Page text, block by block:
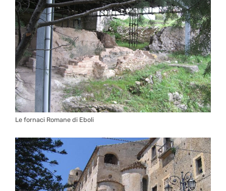
Le fornaci Romane di Eboli